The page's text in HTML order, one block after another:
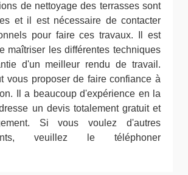
de nettoyage des terrasses sont
et il est nécessaire de contacter
pour faire ces travaux. Il est
maîtriser les différentes techniques
d'un meilleur rendu de travail.
vous proposer de faire confiance à
Il a beaucoup d'expérience en la
un devis totalement gratuit et
Si vous voulez d'autres
veuillez le téléphoner